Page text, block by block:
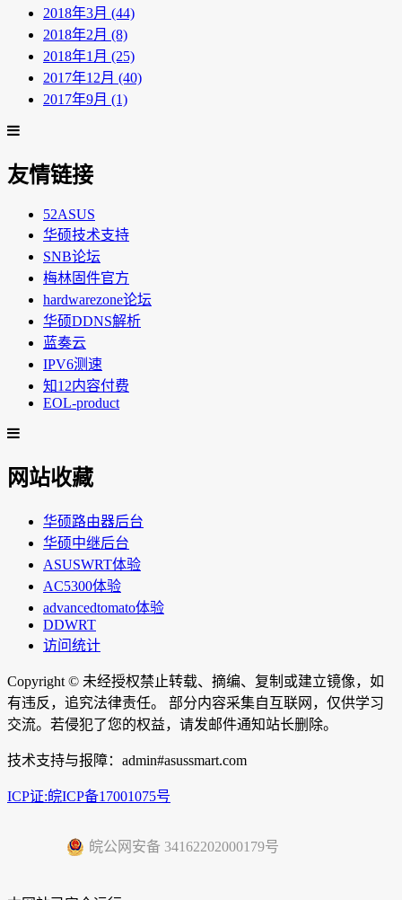
2018年3月 (44)
2018年2月 (8)
2018年1月 (25)
2017年12月 (40)
2017年9月 (1)
友情链接
52ASUS
华硕技术支持
SNB论坛
梅林固件官方
hardwarezone论坛
华硕DDNS解析
蓝奏云
IPV6测速
知12内容付费
EOL-product
网站收藏
华硕路由器后台
华硕中继后台
ASUSWRT体验
AC5300体验
advancedtomato体验
DDWRT
访问统计
Copyright © 未经授权禁止转载、摘编、复制或建立镜像，如
有违反，追究法律责任。 部分内容采集自互联网，仅供学习
交流。若侵犯了您的权益，请发邮件通知站长删除。
技术支持与报障：admin#asussmart.com
ICP证:皖ICP备17001075号
皖公网安备 34162202000179号